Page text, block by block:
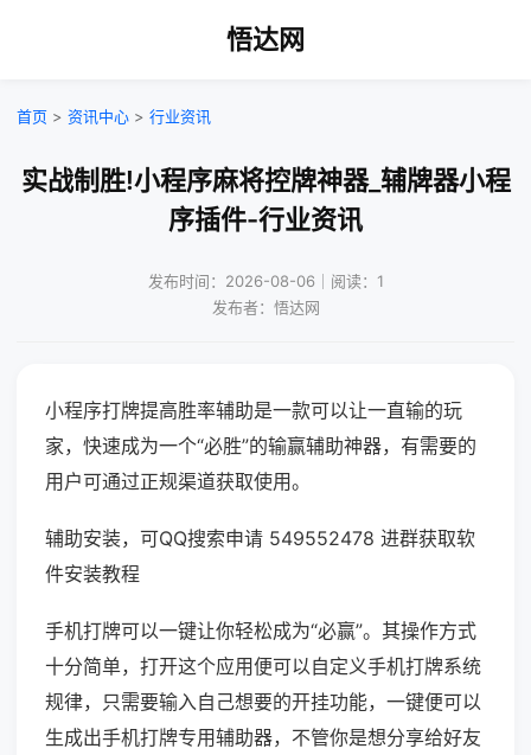
悟达网
首页 > 资讯中心 > 行业资讯
实战制胜!小程序麻将控牌神器_辅牌器小程
序插件-行业资讯
发布时间：2026-08-06｜阅读：1
发布者：悟达网
小程序打牌提高胜率辅助是一款可以让一直输的玩
家，快速成为一个“必胜”的输赢辅助神器，有需要的
用户可通过正规渠道获取使用。
辅助安装，可QQ搜索申请 549552478 进群获取软
件安装教程
手机打牌可以一键让你轻松成为“必赢”。其操作方式
十分简单，打开这个应用便可以自定义手机打牌系统
规律，只需要输入自己想要的开挂功能，一键便可以
生成出手机打牌专用辅助器，不管你是想分享给好友